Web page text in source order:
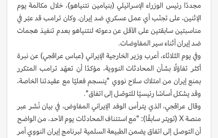
مجددًا رئيس الوزراء الإسرائيلي (بنيامين نتنياهو)، خلال مكالمة يوم
الإثنين، على تجنّب أي عمل عسكري ضد إيران. وكان ترامب قد عبّر في
مناسبتين سابقتين على الأقل عن دعوته لنتنياهو بعدم تنفيذ هجمات
ضد إيران أثناء سير المفاوضات.
وفي يوم الثلاثاء، أعرب وزير الخارجية الإيراني (عباس عراقجي) عن نبرة
أكثر تفاؤلًا بشأن المحادثات النووية، مؤكدًا أن تعهّد ترامب المتكرر
بمنع إيران من امتلاك سلاح نووي "ينسجم فعليًا مع عقيدتنا الخاصة،
وقد يشكل أساسًا رئيسيًا للتوصّل إلى اتفاق".
وقال عراقجي، الذي يترأس الوفد الإيراني المفاوض، في بيان نُشر عبر
منصة X (تويتر سابقًا): "مع استئناف المحادثات يوم الأحد، من الواضح
أن التوصل إلى اتفاق يضمن الطبيعة السلمية لبرنامج إيران النووي أمر